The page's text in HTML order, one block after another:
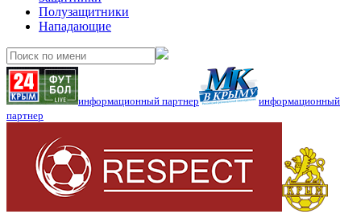
Полузащитники
Нападающие
информационный партнер
информационный
партнер